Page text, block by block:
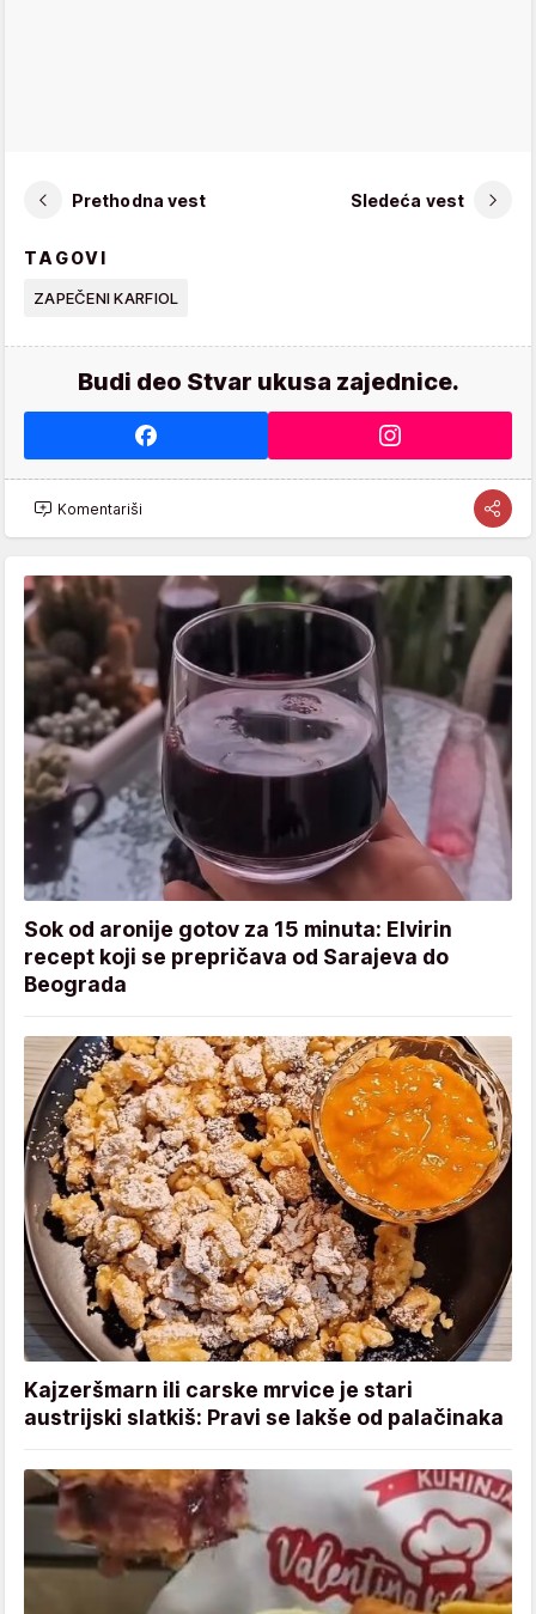
Prethodna vest Sledeća vest
TAGOVI
ZAPEČENI KARFIOL
Budi deo Stvar ukusa zajednice.
Komentariši
Sok od aronije gotov za 15 minuta: Elvirin
recept koji se prepričava od Sarajeva do
Beograda
Kajzeršmarn ili carske mrvice je stari
austrijski slatkiš: Pravi se lakše od palačinaka